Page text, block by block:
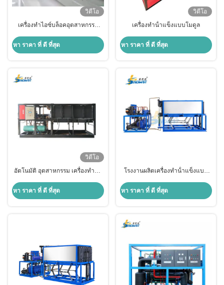
วิดีโอ
เครื่องทําไอซ์บล็อคอุตสาหกรรม
อุตสาหกรรม 10 ตัน 50 กิโลกรัม
หา ราคา ที่ ดี ที่สุด
วิดีโอ
เครื่องทําน้ําแข็งแบบโมดูล
หา ราคา ที่ ดี ที่สุด
วิดีโอ
อัตโนมัติ อุตสาหกรรม เครื่องทําหุ้ม
ทะเลเย็น
หา ราคา ที่ ดี ที่สุด
โรงงานผลิตเครื่องทําน้ําแข็งแบบ
หา ราคา ที่ ดี ที่สุด